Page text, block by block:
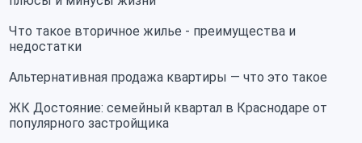
Что такое вторичное жилье - преимущества и
недостатки
Альтернативная продажа квартиры — что это такое
ЖК Достояние: семейный квартал в Краснодаре от
популярного застройщика